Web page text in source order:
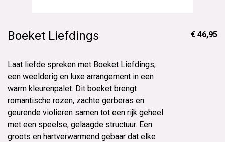
Boeket Liefdings
Laat liefde spreken met Boeket Liefdings,
een weelderig en luxe arrangement in een
warm kleurenpalet. Dit boeket brengt
romantische rozen, zachte gerberas en
geurende violieren samen tot een rijk geheel
met een speelse, gelaagde structuur. Een
groots en hartverwarmend gebaar dat elke
€ 46,95